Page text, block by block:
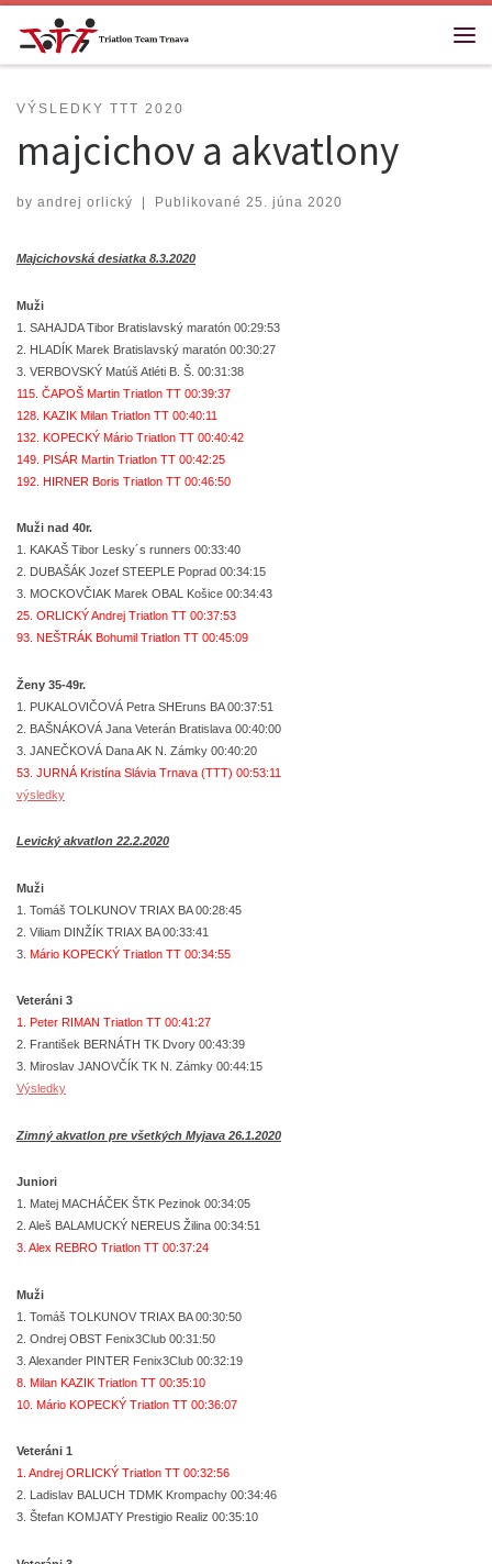
Skip to content
VÝSLEDKY TTT 2020
majcichov a akvatlony
by andrej orlický Publikované 25. júna 2020
Majcichovská desiatka 8.3.2020
Muži
1. SAHAJDA Tibor Bratislavský maratón 00:29:53
2. HLADÍK Marek Bratislavský maratón 00:30:27
3. VERBOVSKÝ Matúš Atléti B. Š. 00:31:38
115. ČAPOŠ Martin Triatlon TT 00:39:37
128. KAZIK Milan Triatlon TT 00:40:11
132. KOPECKÝ Mário Triatlon TT 00:40:42
149. PISÁR Martin Triatlon TT 00:42:25
192. HIRNER Boris Triatlon TT 00:46:50
Muži nad 40r.
1. KAKAŠ Tibor Lesky´s runners 00:33:40
2. DUBAŠÁK Jozef STEEPLE Poprad 00:34:15
3. MOCKOVČIAK Marek OBAL Košice 00:34:43
25. ORLICKÝ Andrej Triatlon TT 00:37:53
93. NEŠTRÁK Bohumil Triatlon TT 00:45:09
Ženy 35-49r.
1. PUKALOVIČOVÁ Petra SHEruns BA 00:37:51
2. BAŠNÁKOVÁ Jana Veterán Bratislava 00:40:00
3. JANEČKOVÁ Dana AK N. Zámky 00:40:20
53. JURNÁ Kristína Slávia Trnava (TTT) 00:53:11
výsledky
Levický akvatlon 22.2.2020
Muži
1. Tomáš TOLKUNOV TRIAX BA 00:28:45
2. Viliam DINŽÍK TRIAX BA 00:33:41
3 . Mário KOPECKÝ Triatlon TT 00:34:55
Veteráni 3
1. Peter RIMAN Triatlon TT 00:41:27
2. František BERNÁTH TK Dvory 00:43:39
3. Miroslav JANOVČÍK TK N. Zámky 00:44:15
Výsledky
Zimný akvatlon pre všetkých Myjava 26.1.2020
Juniori
1. Matej MACHÁČEK ŠTK Pezinok 00:34:05
2. Aleš BALAMUCKÝ NEREUS Žilina 00:34:51
3. Alex REBRO Triatlon TT 00:37:24
Muži
1. Tomáš TOLKUNOV TRIAX BA 00:30:50
2. Ondrej OBST Fenix3Club 00:31:50
3. Alexander PINTER Fenix3Club 00:32:19
8. Milan KAZIK Triatlon TT 00:35:10
10. Mário KOPECKÝ Triatlon TT 00:36:07
Veteráni 1
1. Andrej ORLICKÝ Triatlon TT 00:32:56
2. Ladislav BALUCH TDMK Krompachy 00:34:46
3. Štefan KOMJATY Prestigio Realiz 00:35:10